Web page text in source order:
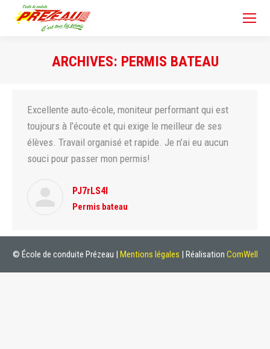
ARCHIVES: PERMIS BATEAU
Excellente auto-école, moniteur performant qui est
toujours à l’écoute et qui exige le meilleur de ses
élèves. Travail organisé et rapide. Je n’ai eu aucun
souci pour passer mon permis!
PJ7rLS4l
Permis bateau
© École de conduite Prézeau | Mentions légales | Réalisation ComWell